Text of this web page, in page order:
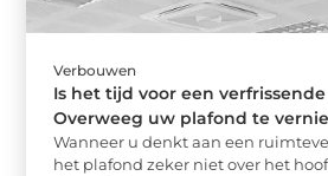
Verbouwen
Is het tijd voor een
Overweeg uw plafond te
Wanneer u denkt aan een
het plafond zeker niet over het